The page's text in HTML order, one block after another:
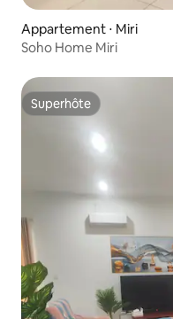
Appartement ⋅ Miri
Soho Home Miri
Superhôte
Superhôte